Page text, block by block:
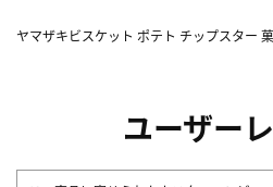
ヤマザキビスケット ポテト チップスター
ユーザー